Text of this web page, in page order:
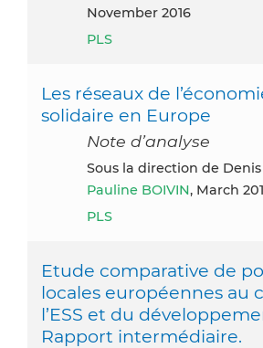
November 2016
PLS
Les réseaux de
solidaire en Europe
Note d’analyse
Sous la direction de Denis
Pauline BOIVIN, March
PLS
Etude comparative de
locales européennes au
l’ESS et du
Rapport intermédiaire.